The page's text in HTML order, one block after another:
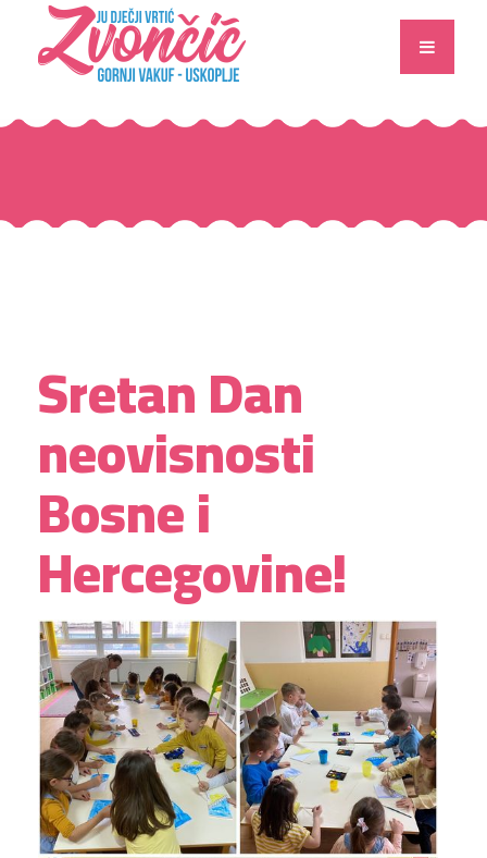
Sretan Dan
neovisnosti
Bosne i
Hercegovine!